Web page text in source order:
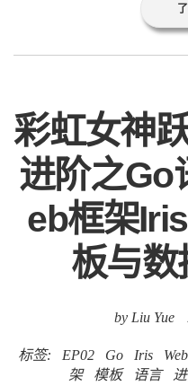
彩虹女神
进阶之Go
eb框架
板与数
by Liu Yue
标签: EP02 Go Iris Web
架
模板 语言